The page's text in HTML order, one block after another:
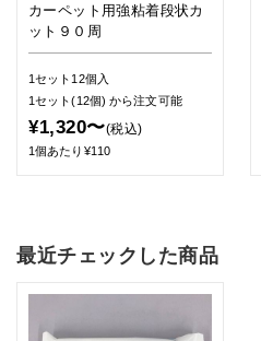
カーペット用強粘着段状カ
ット９０周
1セット12個入
1セット(12個)から注文可能
¥1,320〜(税込)
1個あたり¥110
最近チェックした商品